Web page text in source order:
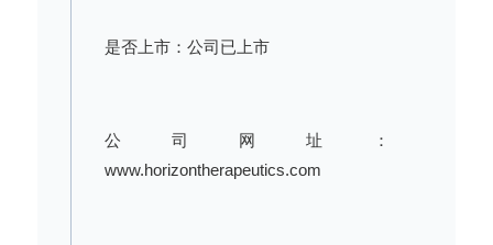
是否上市：公司已上市
公司网址：
www.horizontherapeutics.com